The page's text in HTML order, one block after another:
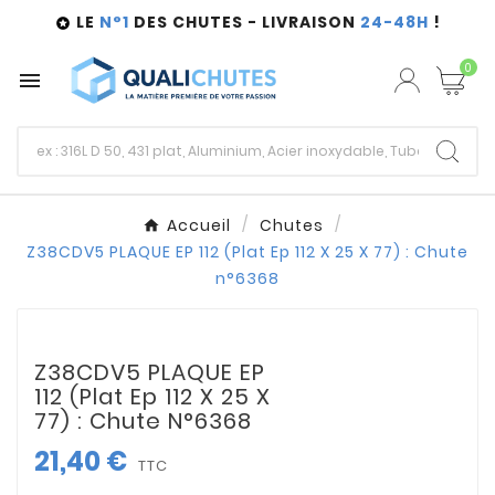
 LE N°1 DES CHUTES - LIVRAISON 24-48H !
 0
Accueil
Chutes
Z38CDV5 PLAQUE EP 112 (Plat Ep 112 X 25 X 77) : Chute
n°6368
Z38CDV5 PLAQUE EP
112 (Plat Ep 112 X 25 X
77) : Chute N°6368
21,40 € TTC